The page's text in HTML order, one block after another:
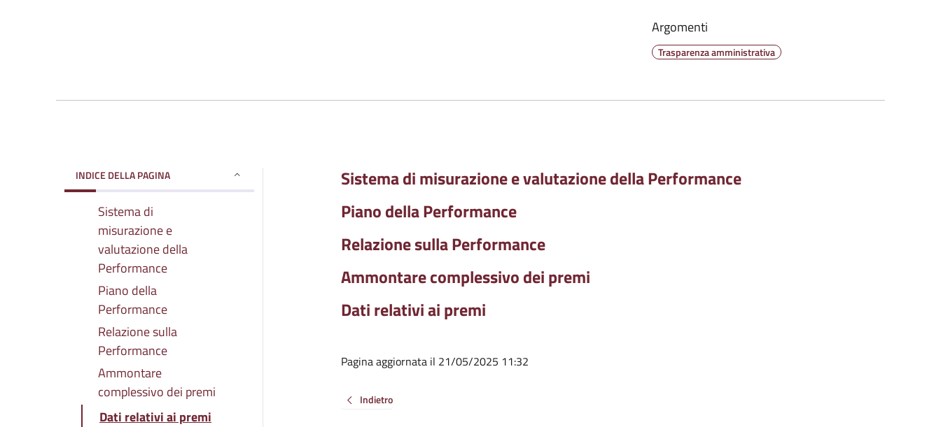
Argomenti
Trasparenza amministrativa
INDICE DELLA PAGINA
Sistema di
misurazione e
valutazione della
Performance
Piano della
Performance
Relazione sulla
Performance
Ammontare
complessivo dei premi
Dati relativi ai premi
Sistema di misurazione e valutazione della Performance
Piano della Performance
Relazione sulla Performance
Ammontare complessivo dei premi
Dati relativi ai premi
Pagina aggiornata il 21/05/2025 11:32
Indietro